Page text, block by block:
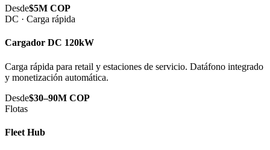
Desde$5M COP
DC · Carga rápida
Cargador DC 120kW
Carga rápida para retail y estaciones de servicio. Datáfono integrado
y monetización automática.
Desde$30–90M COP
Flotas
Fleet Hub